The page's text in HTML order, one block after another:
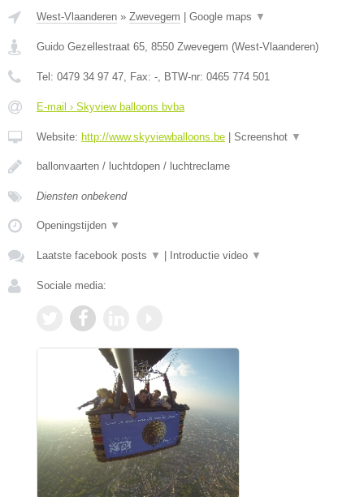
West-Vlaanderen » Zwevegem | Google maps ▼
Guido Gezellestraat 65 8550 Zwevegem (West-Vlaanderen)
Tel: 0479 34 97 47 , Fax: - , BTW-nr: 0465 774 501
E-mail › Skyview balloons bvba
Website: http://www.skyviewballoons.be | Screenshot ▼
ballonvaarten / luchtdopen / luchtreclame
Diensten onbekend
Openingstijden ▼
Laatste facebook posts ▼ | Introductie video ▼
Sociale media: